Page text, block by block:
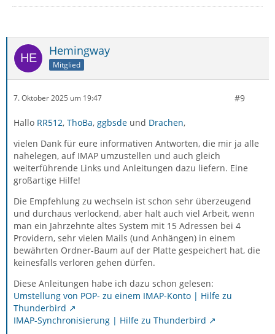
Hemingway
Mitglied
7. Oktober 2025 um 19:47 #9
Hallo RR512, ThoBa, ggbsde und Drachen,
vielen Dank für eure informativen Antworten, die mir ja alle
nahelegen, auf IMAP umzustellen und auch gleich
weiterführende Links und Anleitungen dazu liefern. Eine
großartige Hilfe!
Die Empfehlung zu wechseln ist schon sehr überzeugend
und durchaus verlockend, aber halt auch viel Arbeit, wenn
man ein Jahrzehnte altes System mit 15 Adressen bei 4
Providern, sehr vielen Mails (und Anhängen) in einem
bewährten Ordner-Baum auf der Platte gespeichert hat, die
keinesfalls verloren gehen dürfen.
Diese Anleitungen habe ich dazu schon gelesen:
Umstellung von POP- zu einem IMAP-Konto | Hilfe zu
Thunderbird
IMAP-Synchronisierung | Hilfe zu Thunderbird